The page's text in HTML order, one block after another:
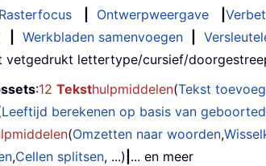
Rasterfocus Ontwerpweergave
Werkbladen samenvoegen
vetgedrukt lettertype/cursief/
:12 Teksthulpmiddelen(Tekst
Leeftijd berekenen op basis van
(Omzetten naar woorden,
,Cellen splitsen, ...) ... en meer